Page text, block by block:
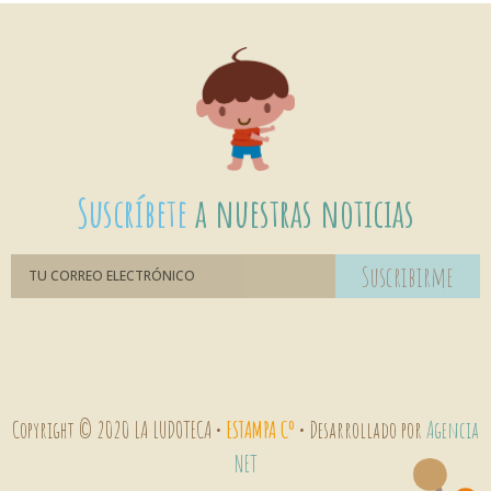
Suscríbetea nuestras noticias
Suscribirme
Copyright © 2020 LA LUDOTECA • ESTAMPA Cº • Desarrollado porAgencia
NET